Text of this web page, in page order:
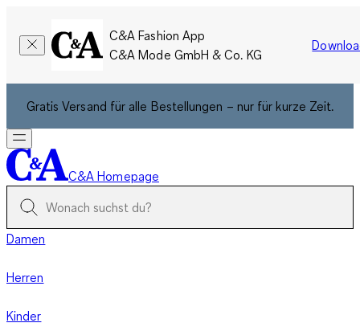
C&A Fashion App
C&A Mode GmbH & Co. KG
Gratis Versand für alle Bestellungen – nur für kurze Zeit.
C&A Homepage
Damen
Herren
Kinder